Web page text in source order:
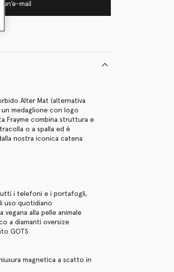
un’e-mail
Alter Mat (alternativa
un medaglione con logo
Frayme combina struttura e
o a spalla ed è
nostra iconica catena
i telefoni e i portafogli,
uso quotidiano
vegana alla pelle animale
a diamanti oversize
GOTS
magnetica a scatto in